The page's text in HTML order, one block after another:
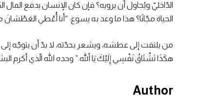
الدّاخليّ ويُحاول أن يرويه؟ فإن كان الإنسان يدفع
الحياة مجّانًا؟ هذا ما وعد به يسوع: “أنا أُعْطي العَطْشانَ
من يلتفت إلى عطشه، ويشعر بحدّته، لا بدّ أن يتوجّه إلى
هكَذَا تَشْتَاقُ نَفْسِي إِلَيْكَ يَا اللهُ.” وحده الله الّذي أكرم
Author